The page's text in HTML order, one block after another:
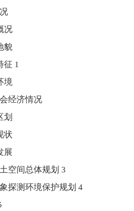
况
貌
征 1
境
经济情况
划
状
展
空间总体规划 3
探测环境保护规划 4